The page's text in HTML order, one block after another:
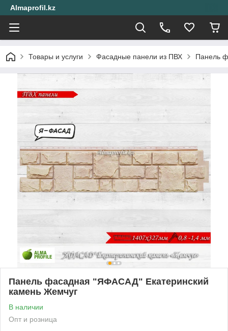
Almaprofil.kz
Товары и услуги Фасадные панели из ПВХ Панель
Панель фасадная "ЯФАСАД" Екатеринский
камень Жемчуг
В наличии
Опт и розница